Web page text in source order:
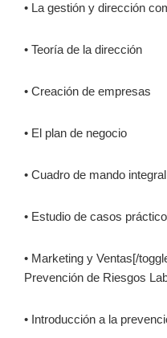
• La gestión y dirección
• Teoría de la dirección
• Creación de empresas
• El plan de negocio
• Cuadro de mando integral
• Estudio de casos
• Marketing y Ventas[/
Prevención de Riesgos
• Introducción a la